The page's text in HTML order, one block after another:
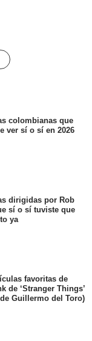
colombianas que
ver sí o sí en 2026
dirigidas por Rob
sí o sí tuviste que
ya
favoritas de
de ‘Stranger Things’
Guillermo del Toro)